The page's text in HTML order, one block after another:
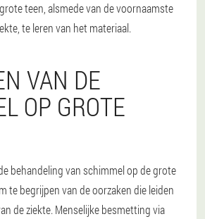
teen, alsmede van de voornaamste
te leren van het materiaal.
VAN DE
OP GROTE
behandeling van schimmel op de grote
te begrijpen van de oorzaken die leiden
de ziekte. Menselijke besmetting via